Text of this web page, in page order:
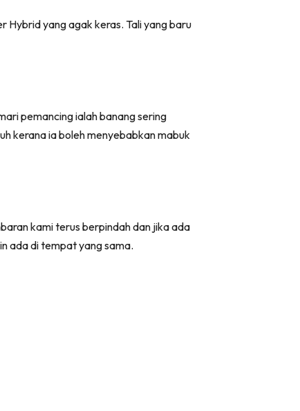
Hybrid yang agak keras. Tali yang baru
pemancing ialah banang sering
kerana ia boleh menyebabkan mabuk
kami terus berpindah dan jika ada
ada di tempat yang sama.